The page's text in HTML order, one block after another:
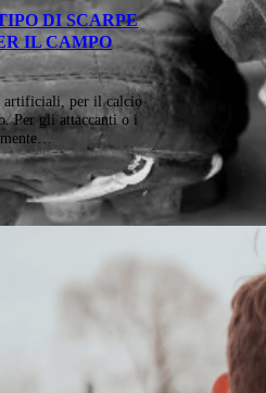
DI SCARPE
IL CAMPO
artificiali, per il calcio
Per gli attaccanti o i